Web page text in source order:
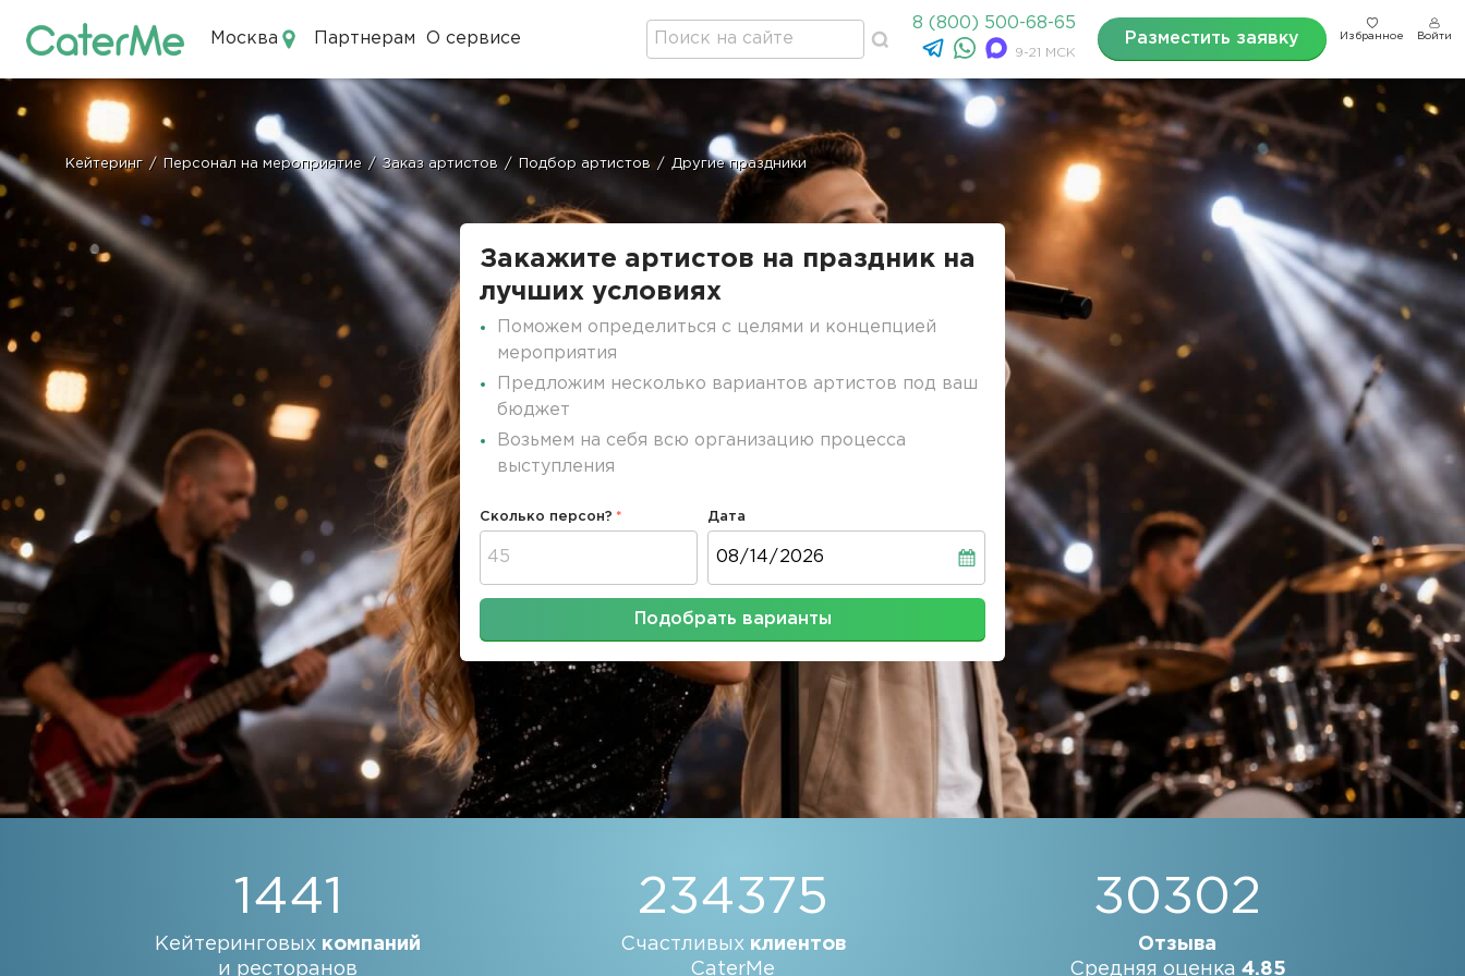
Москва Партнерам О сервисе
8 (800) 500-68-65
9-21 МСК
Разместить заявку Избранное Войти
Строка
навигации
Кейтеринг / Персонал на мероприятие / Заказ артистов / Подбор артистов / Другие праздники
Закажите артистов на праздник на
лучших условиях
Поможем определиться с целями и концепцией
мероприятия
Предложим несколько вариантов артистов под ваш
бюджет
Возьмем на себя всю организацию процесса
выступления
Сколько персон? Дата
Подобрать варианты
1441
Кейтеринговых компаний
и ресторанов
234375
Счастливых клиентов
CaterMe
30302
Отзыва
Средняя оценка 4.85